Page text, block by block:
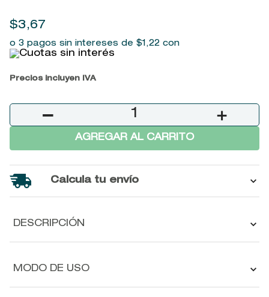
$3,67
o 3 pagos sin intereses de $1 ,22 con
Precios incluyen IVA
＋
－
AGREGAR AL CARRITO
Calcula tu envío
DESCRIPCIÓN
MODO DE USO
9.
baylis
10. john frieda